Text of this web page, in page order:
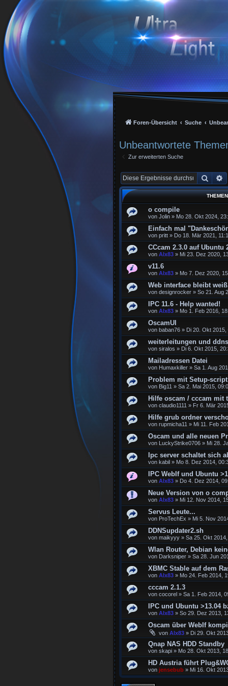
Foren-Übersicht Suche
Unbeantwortete
Zur erweiterten Suche
Suche
THEMEN
o compile
von Jolin » Mo 28. Okt 2024,
Einfach mal
von pritt » Do 18. Mär 2021,
CCcam 2.3.0 auf Ubuntu
von Alx83 » Mi 23. Dez 2020,
v11.6
von Alx83 » Mo 7. Dez 2020,
Web interface bleibt weiß
von designrocker » So 21. Aug
IPC 11.6 - Help wanted!
von Alx83 » Mo 1. Feb 2016,
OscamUI
von baban76 » Di 20. Okt 2015,
weiterleitungen und
von siralos » Di 6. Okt 2015,
Mailadressen Datei
von Humaxkiller » Sa 1. Aug
Problem mit Setup-script
von Big11 » Sa 2. Mai 2015,
Hilfe oscam / cccam mit
von claudio1111 » Fr 6. Mär
Hilfe grub ordner
von rupmicha11 » Mi 11. Feb
Oscam und alle neuen
von LuckyStrike0706 » Mi 28.
Ipc server schaltet sich
von kabil » Mo 8. Dez 2014,
IPC WebIf und Ubuntu
von Alx83 » Do 4. Dez 2014,
Neue Version von o
von Alx83 » Mi 12. Nov 2014,
Servus Leute...
von ProTechEx » Mi 5. Nov
DDNSupdater2.sh
von maikyyy » Sa 25. Okt
Wlan Router, Debian
von Darksniper » Sa 28. Jun
XBMC Stable auf dem
von Alx83 » Mo 24. Feb 2014,
cccam 2.1.3
von cocorel » Sa 1. Feb 2014,
IPC und Ubuntu >13.04
von Alx83 » So 29. Dez 2013,
Oscam über WebIf
von Alx83 » Di 29. Okt
Qnap NAS HDD Standby
von skapi » Mo 28. Okt 2013,
HD Austria führt
von jensebub » Mi 16. Okt